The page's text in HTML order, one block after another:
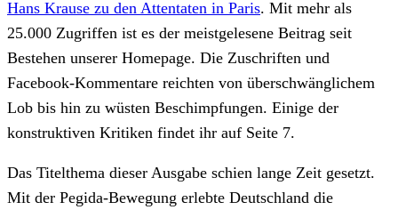
Hans Krause zu den Attentaten in Paris. Mit mehr als
25.000 Zugriffen ist es der meistgelesene Beitrag seit
Bestehen unserer Homepage. Die Zuschriften und
Facebook-Kommentare reichten von überschwänglichem
Lob bis hin zu wüsten Beschimpfungen. Einige der
konstruktiven Kritiken findet ihr auf Seite 7.
Das Titelthema dieser Ausgabe schien lange Zeit gesetzt.
Mit der Pegida-Bewegung erlebte Deutschland die